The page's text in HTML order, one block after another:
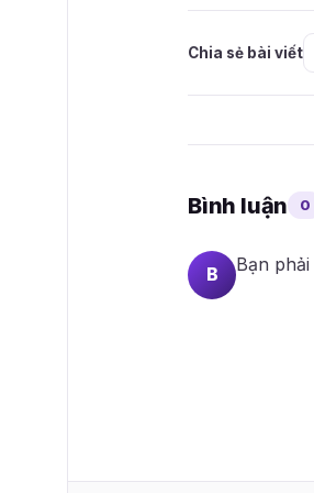
Chia sẻ bài viết
Bình luận 0
B Bạn phải